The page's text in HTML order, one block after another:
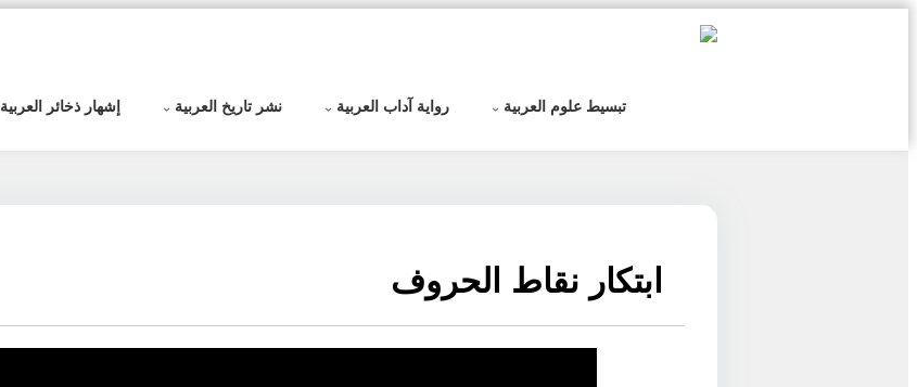
تبسيط علوم العربية رواية آداب العربية نشر تاريخ العربية إشهار ذخائر العربية
ابتكار نقاط الحروف